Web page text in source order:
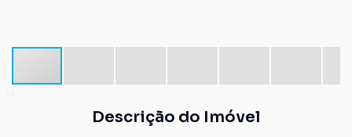
Descrição do Imóvel